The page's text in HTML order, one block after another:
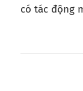
có tác động